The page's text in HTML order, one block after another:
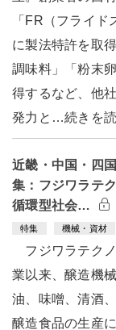
「FR（フライ
に製法特許を取
調味料」「粉末
得するなど、他
発力と…続きを
近畿・中国・四
集：フジワラテ
循環型社会…
特集 機械・資材
フジワラテク
業以来、醸造機
油、味噌、清酒
醸造食品の生産